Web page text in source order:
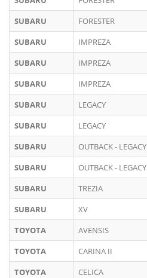
SUBARU
FORESTER
SUBARU
IMPREZA
SUBARU
IMPREZA
SUBARU
IMPREZA
SUBARU
LEGACY
SUBARU
LEGACY
SUBARU
OUTBACK - LEGACY
SUBARU
OUTBACK - LEGACY
SUBARU
TREZIA
SUBARU
XV
TOYOTA
AVENSIS
TOYOTA
CARINA II
TOYOTA
CELICA